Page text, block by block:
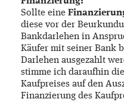
Sollte eine
diese vor der
Bankdarlehen in
Käufer mit seiner Bank
Darlehen ausgezahlt
stimme ich daraufhin
Kaufpreises auf den
Finanzierung des